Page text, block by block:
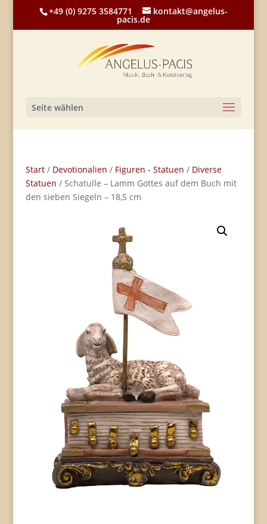
+49 (0) 9275 3584771 kontakt@angelus-
pacis.de
Seite wählen
Start/ Devotionalien / Figuren - Statuen / Diverse
Statuen / Schatulle – Lamm Gottes auf dem Buch mit
den sieben Siegeln – 18,5 cm